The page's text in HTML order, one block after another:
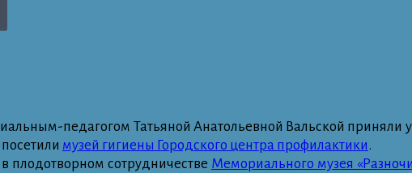
педагогом Татьяной Анатольевной Вальской
музей гигиены Городского центра профилактики.
плодотворном сотрудничестве Мемориального музея